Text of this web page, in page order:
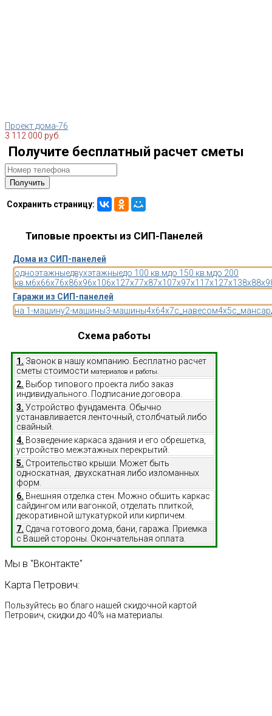
Проект дома-76
3 112 000 руб.
Получите бесплатный расчет сметы
Сохранить страницу:
Типовые проекты из СИП-Панелей
Дома из СИП-панелей
одноэтажныедвухэтажныедо 100 кв.мдо 150 кв.мдо 200
кв.м6x66x76x86x96x106x127x77x87x107x97x11 7x127x138x88x9
Гаражи из СИП-панелей
на 1-машину2-машины3-машины4x64x7с_навесом4x5
Схема работы
1. Звонок в нашу компанию. Бесплатно расчет
сметы стоимости материалов и работы.
2. Выбор типового проекта либо заказ
индивидуального. Подписание договора.
3. Устройство фундамента. Обычно
устанавливается ленточный, столбчатый либо
свайный.
4. Возведение каркаса здания и его обрешетка,
устройство межэтажных перекрытий.
5. Строительство крыши. Может быть
односкатная, двухскатная либо изломанных
форм.
6. Внешняя отделка стен. Можно обшить каркас
сайдингом или вагонкой, отделать плиткой,
декоративной штукатуркой или кирпичем.
7. Сдача готового дома, бани, гаража. Приемка
с Вашей стороны. Окончательная оплата.
Мы в "Вконтакте"
Карта Петрович:
Пользуйтесь во благо нашей скидочной картой
Петрович, скидки до 40% на материалы.